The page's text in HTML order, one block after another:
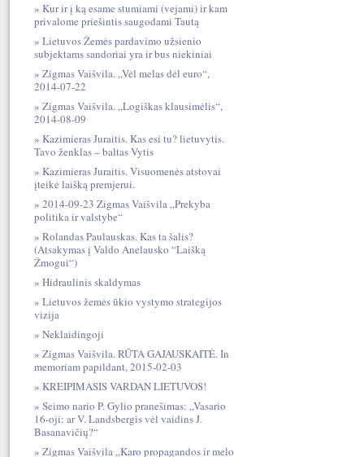
Kur ir į ką esame stumiami (vejami) ir kam
privalome priešintis saugodami Tautą
Lietuvos Žemės pardavimo užsienio
subjektams sandoriai yra ir bus niekiniai
Zigmas Vaišvila. „Vėl melas dėl euro“,
2014-07-22
Zigmas Vaišvila. „Logiškas klausimėlis“,
2014-08-09
Kazimieras Juraitis. Kas esi tu? lietuvytis.
Tavo ženklas – baltas Vytis
Kazimieras Juraitis. Visuomenės atstovai
įteikė laišką premjerui.
2014-09-23 Zigmas Vaišvila „Prekyba
politika ir valstybe“
Rolandas Paulauskas. Kas ta šalis?
(Atsakymas į Valdo Anelausko “Laišką
Žmogui“)
Hidraulinis skaldymas
Lietuvos žemės ūkio vystymo strategijos
vizija
Neklaidingoji
Zigmas Vaišvila. RŪTA GAJAUSKAITĖ. In
memoriam papildant, 2015-02-03
KREIPIMASIS VARDAN LIETUVOS!
Seimo nario P. Gylio pranešimas: „Vasario
16-oji: ar V. Landsbergis vėl vaidins J.
Basanavičių?“
Zigmas Vaišvila „Karo propagandos ir melo